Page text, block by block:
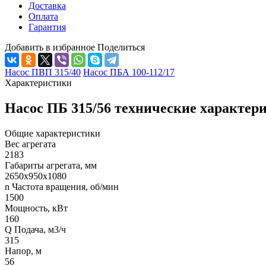
Доставка
Оплата
Гарантия
Добавить в избранное Поделиться
Насос ПВП 315/40 Насос ПБА 100-112/17
Характеристики
Насос ПБ 315/56 технические
Общие характеристики
Вес агрегата
2183
Габариты агрегата, мм
2650х950х1080
n Частота вращения, об/мин
1500
Мощность, кВт
160
Q Подача, м3/ч
315
Напор, м
56